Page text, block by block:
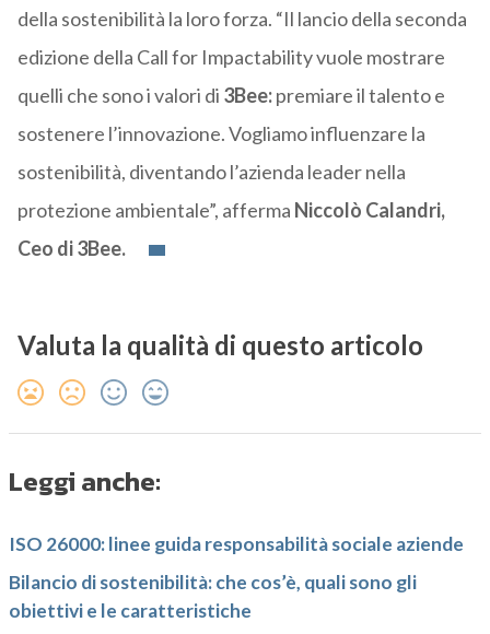
della sostenibilità la loro forza. “Il lancio della seconda
edizione della Call for Impactability vuole mostrare
quelli che sono i valori di 3Bee:premiare il talento e
sostenere l’innovazione. Vogliamo influenzare la
sostenibilità, diventando l’azienda leader nella
protezione ambientale”, afferma Niccolò Calandri,
Ceo di 3Bee.
Valuta la qualità di questo articolo
Leggi anche:
ISO 26000: linee guida responsabilità sociale aziende
Bilancio di sostenibilità: che cos’è, quali sono gli
obiettivi e le caratteristiche